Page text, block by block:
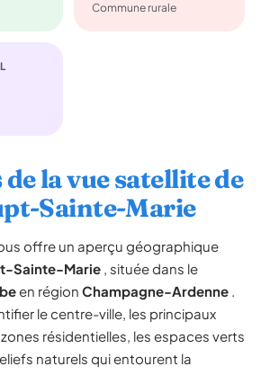
Commune rurale
la vue satellite de
Sainte-Marie
offre un aperçu géographique
Sainte-Marie , située dans le
en région Champagne-Ardenne .
le centre-ville, les principaux
résidentielles, les espaces verts
naturels qui entourent la